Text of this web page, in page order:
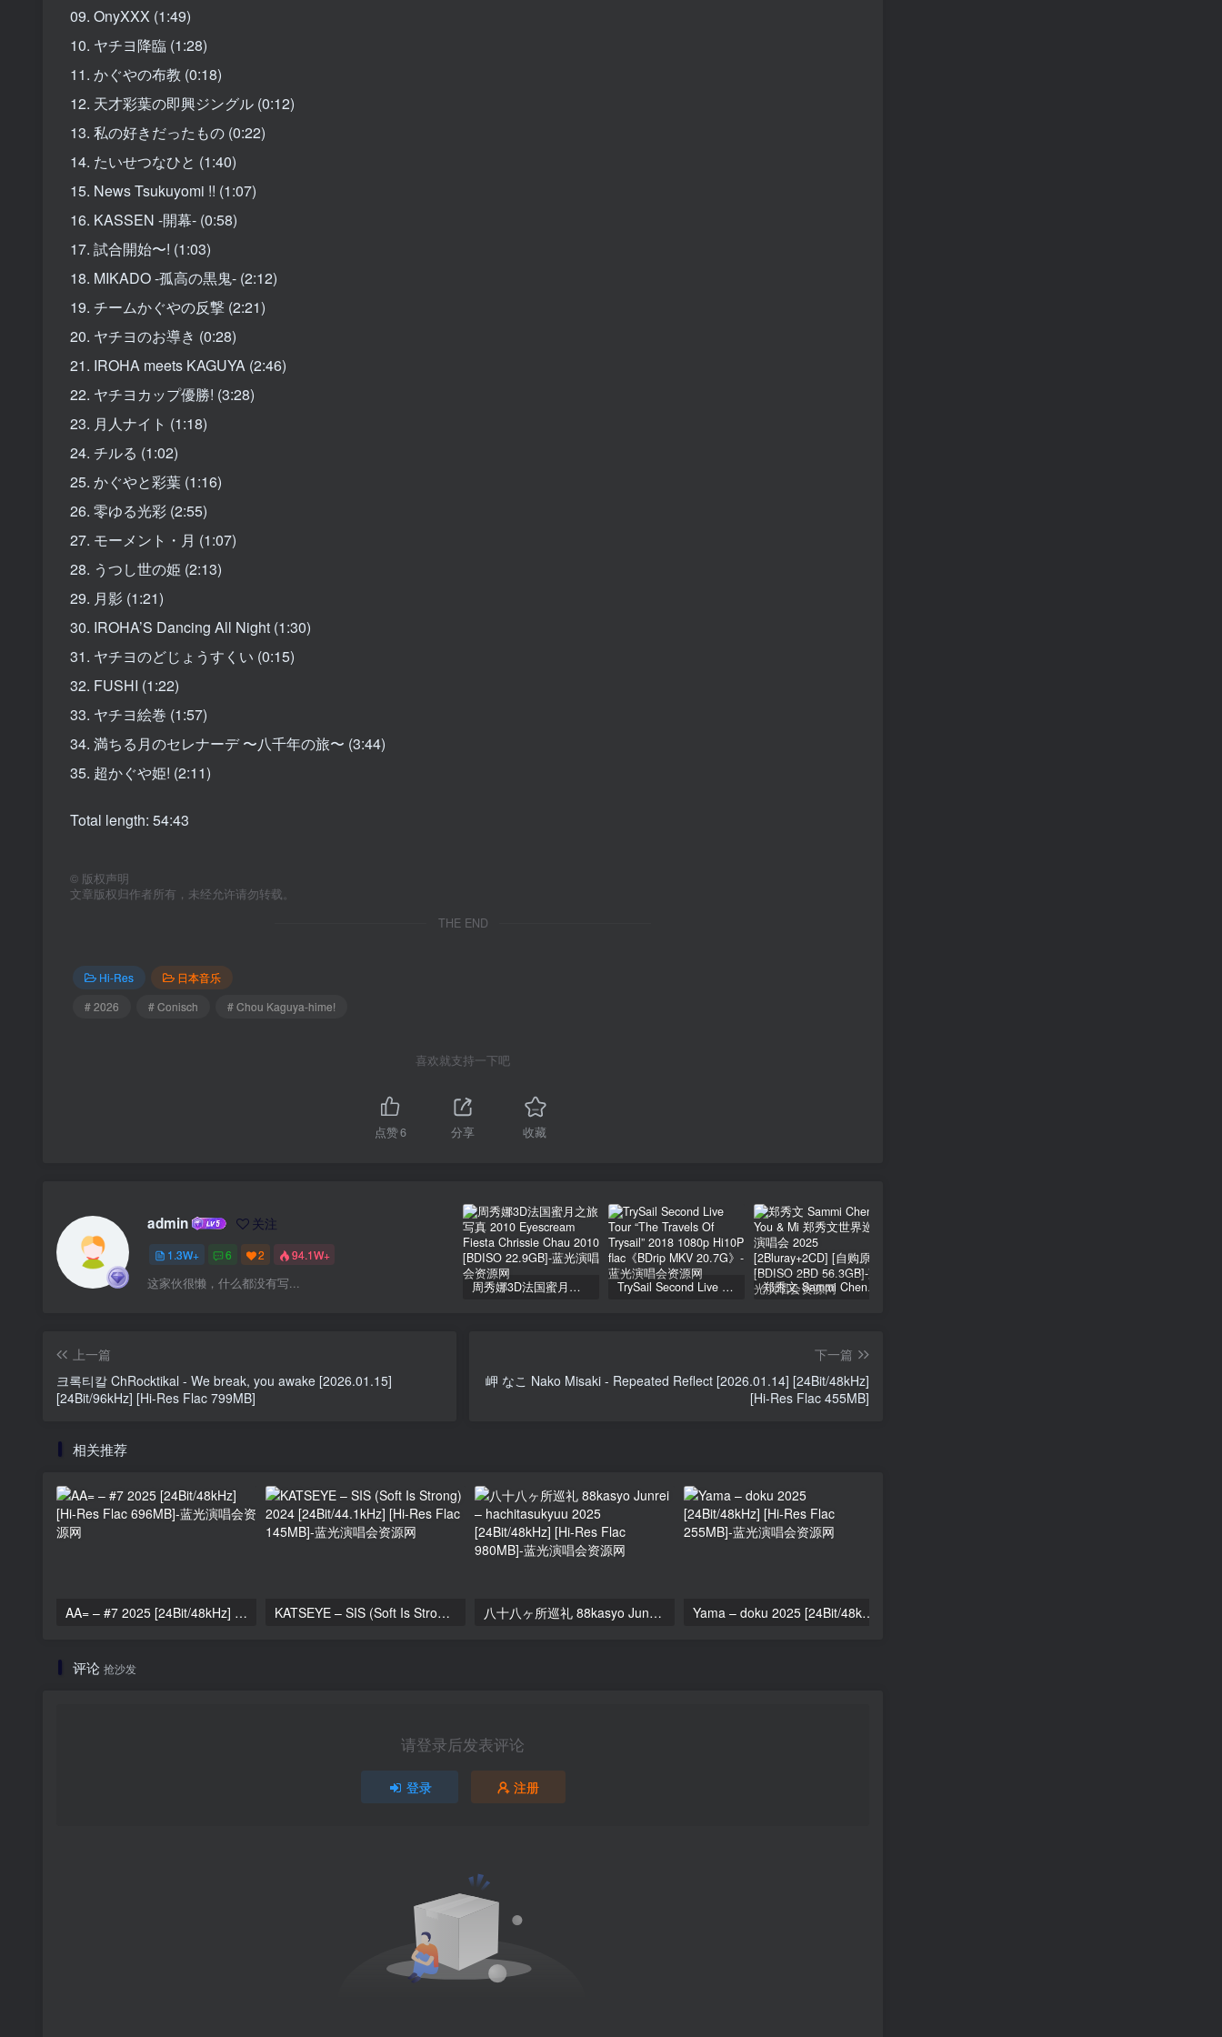
09. OnyXXX (1:49)
10. ヤチヨ降臨 (1:28)
11. かぐやの布教 (0:18)
12. 天才彩葉の即興ジングル (0:12)
13. 私の好きだったもの (0:22)
14. たいせつなひと (1:40)
15. News Tsukuyomi !! (1:07)
16. KASSEN -開幕- (0:58)
17. 試合開始〜! (1:03)
18. MIKADO -孤高の黒鬼- (2:12)
19. チームかぐやの反撃 (2:21)
20. ヤチヨのお導き (0:28)
21. IROHA meets KAGUYA (2:46)
22. ヤチヨカップ優勝! (3:28)
23. 月人ナイト (1:18)
24. チルる (1:02)
25. かぐやと彩葉 (1:16)
26. 零ゆる光彩 (2:55)
27. モーメント・月 (1:07)
28. うつし世の姫 (2:13)
29. 月影 (1:21)
30. IROHA’S Dancing All Night (1:30)
31. ヤチヨのどじょうすくい (0:15)
32. FUSHI (1:22)
33. ヤチヨ絵巻 (1:57)
34. 満ちる月のセレナーデ 〜八千年の旅〜 (3:44)
35. 超かぐや姫! (2:11)
Total length: 54:43
© 版权声明
文章版权归作者所有，未经允许请勿转载。
THE END
Hi-Res
日本音乐
# 2026
# Conisch # Chou Kaguya-hime!
喜欢就支持一下吧
点赞6 分享 收藏
admin 关注
1.3W+ 6 2 94.1W+
这家伙很懒，什么都没有写... 周秀娜3D法国蜜月之旅写真 2010 Eyescream Fiesta Chrissie Chau 2010 [BDISO 22.9GB] TrySail Second Live Tour “The Travels Of Trysail” 2018 1080p Hi10P flac《BDrip MKV 20.7G》 郑秀文 Sammi Cheng – You & Mi 郑秀文世界巡迴演唱会 2025 [2Bluray+2CD] [自购原盘] [BDISO 2BD 56.3GB]
上一篇
크록티칼 ChRocktikal - We break, you awake [2026.01.15]
[24Bit/96kHz] [Hi-Res Flac 799MB]
下一篇
岬 なこ Nako Misaki - Repeated Reflect [2026.01.14] [24Bit/48kHz]
[Hi-Res Flac 455MB]
相关推荐
AA= – #7 2025 [24Bit/48kHz] [Hi-Res Flac 696MB] KATSEYE – SIS (Soft Is Strong) 2024 [24Bit/44.1kHz] [Hi-Res Flac 145MB] 八十八ヶ所巡礼 88kasyo Junrei – hachitasukyuu 2025 [24Bit/48kHz] [Hi-Res Flac 980MB] Yama – doku 2025 [24Bit/48kHz] [Hi-Res Flac 255MB]
评论 抢沙发
请登录后发表评论
登录 注册